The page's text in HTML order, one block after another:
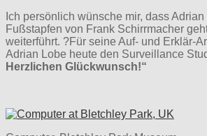
Ich persönlich wünsche mir, dass
Fußstapfen von Frank Schirrmacher
weiterführt. ?Für seine Auf- und Erklär-
Adrian Lobe heute den Surveillance
Herzlichen Glückwunsch!“